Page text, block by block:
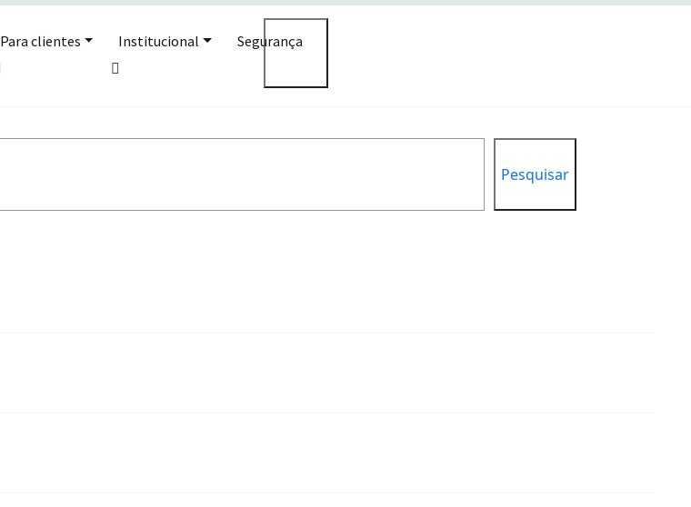
Para clientes Institucional Segurança
Pesquisar